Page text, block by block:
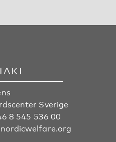
Sverige
8 545 536 00